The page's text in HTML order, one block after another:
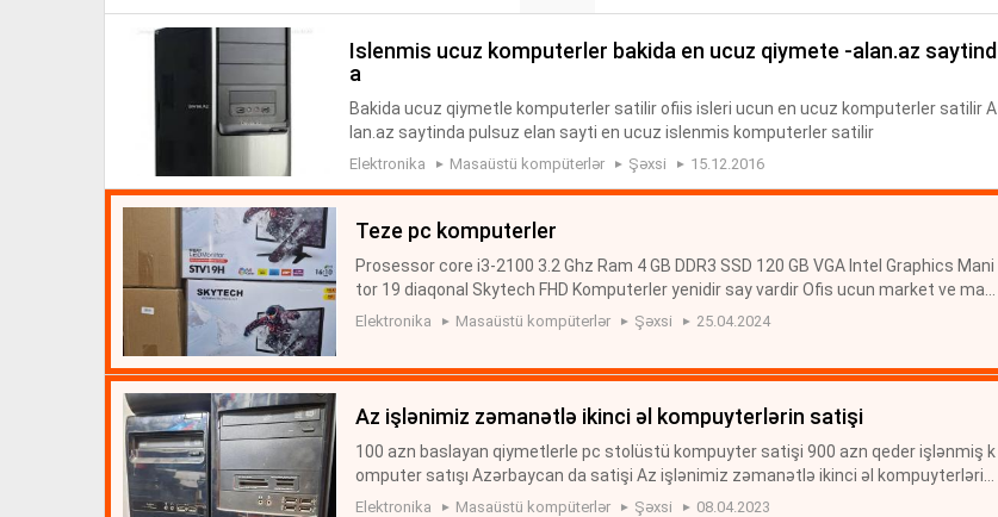
islenmis ucuz komputerler bakida en ucuz qiymete -alan.az saytind
a
Bakida ucuz qiymetle komputerler satilir ofiis isleri ucun en ucuz komputerler satilir A
lan.az saytinda pulsuz elan sayti en ucuz islenmis komputerler satilir
Elektronika Masaüstü kompüterlər Şəxsi 15.12.2016
teze pc komputerler
Prosessor core i3-2100 3.2 Ghz Ram 4 GB DDR3 SSD 120 GB VGA Intel Graphics Mani
tor 19 diaqonal Skytech FHD Komputerler yenidir say vardir Ofis ucun market ve mag
aza ucun aptek ucun kafe ve restoran ucun 1C muhasibatliq islerinde ve s. rahatliqla
Elektronika Masaüstü kompüterlər Şəxsi 25.04.2024
az işlənimiz zəmanətlə ikinci əl kompuyterlərin satişi
100 azn baslayan qiymetlerle pc stolüstü kompuyter satişi 900 azn qeder işlənmiş k
omputer satışı Azərbaycan da satişi Az işlənimiz zəmanətlə ikinci əl kompuyterlərin
satişi zəmanətlə ucuz qiymete kompuyter satişi Aalan.az pulsuz elanlar sayti işlən
Elektronika Masaüstü kompüterlər Şəxsi 08.04.2023